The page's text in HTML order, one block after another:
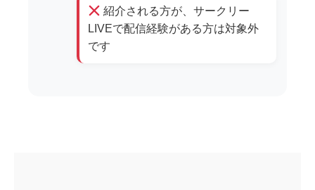
紹介される方が、サークリー
LIVEで配信経験がある方は対象外
です